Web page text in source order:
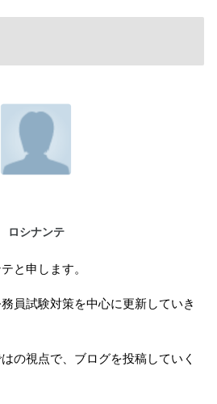
ロシナンテ
と申します。
員試験対策を中心に更新していき
の視点で、ブログを投稿していく